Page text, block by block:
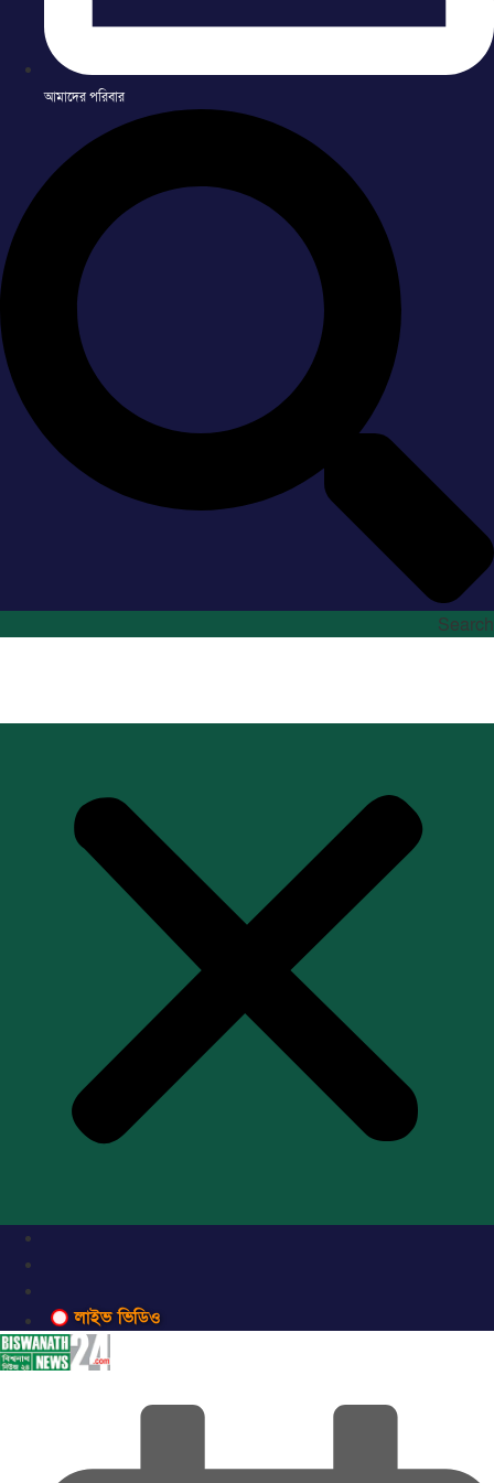
আমাদের পরিবার
Search
লাইভ ভিডিও